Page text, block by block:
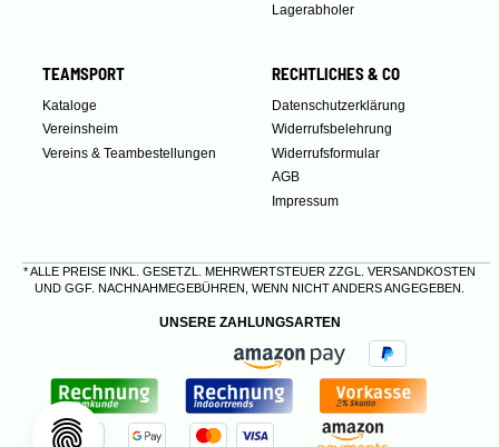
Lagerabholer
TEAMSPORT
Kataloge
Vereinsheim
Vereins & Teambestellungen
RECHTLICHES & CO
Datenschutzerklärung
Widerrufsbelehrung
Widerrufsformular
AGB
Impressum
* ALLE PREISE INKL. GESETZL. MEHRWERTSTEUER ZZGL. VERSANDKOSTEN
UND GGF. NACHNAHMEGEBÜHREN, WENN NICHT ANDERS ANGEGEBEN.
UNSERE ZAHLUNGSARTEN